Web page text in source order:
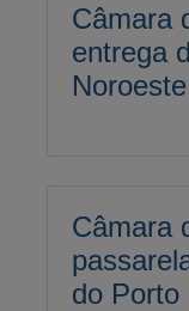
Câmara
entrega
Noroeste
Câmara
do Porto